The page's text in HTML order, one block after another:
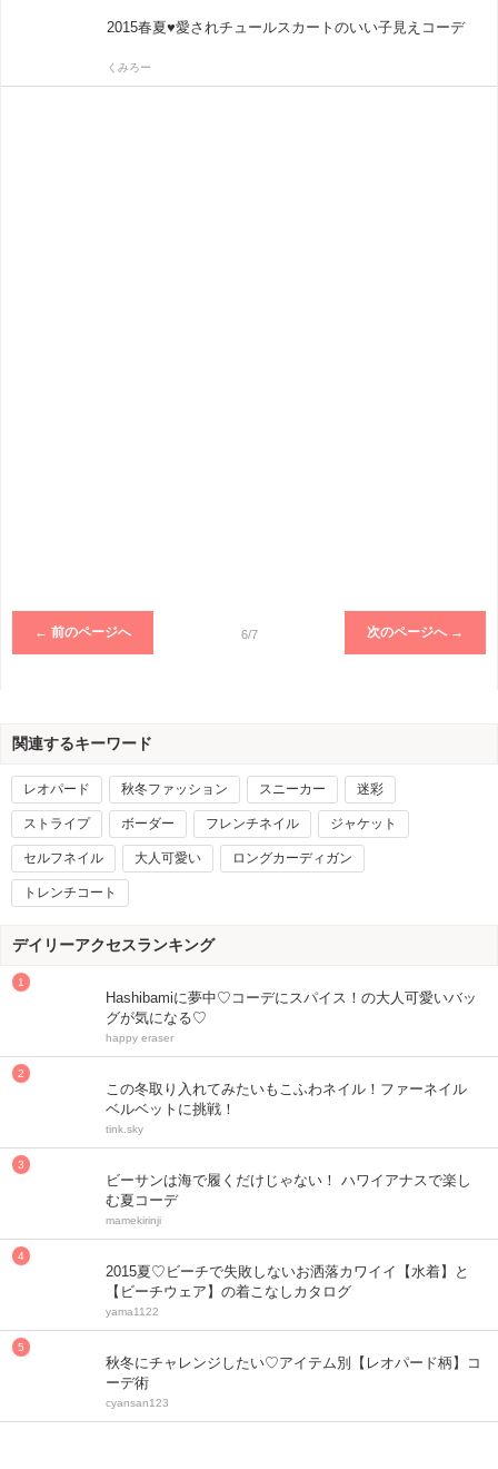
2015春夏♥愛されチュールスカートのいい子見えコーデ
くみろー
← 前のページへ 6/7 次のページへ →
関連するキーワード
レオパード 秋冬ファッション スニーカー 迷彩
ストライプ ボーダー フレンチネイル ジャケット
セルフネイル 大人可愛い ロングカーディガン
トレンチコート
デイリーアクセスランキング
Hashibamiに夢中♡コーデにスパイス！の大人可愛いバッ
グが気になる♡
happy eraser
この冬取り入れてみたいもこふわネイル！ファーネイル
ベルベットに挑戦！
tink.sky
ビーサンは海で履くだけじゃない！ ハワイアナスで楽し
む夏コーデ
mamekirinji
2015夏♡ビーチで失敗しないお洒落カワイイ【水着】と
【ビーチウェア】の着こなしカタログ
yama1122
秋冬にチャレンジしたい♡アイテム別【レオパード柄】コ
ーデ術
cyansan123